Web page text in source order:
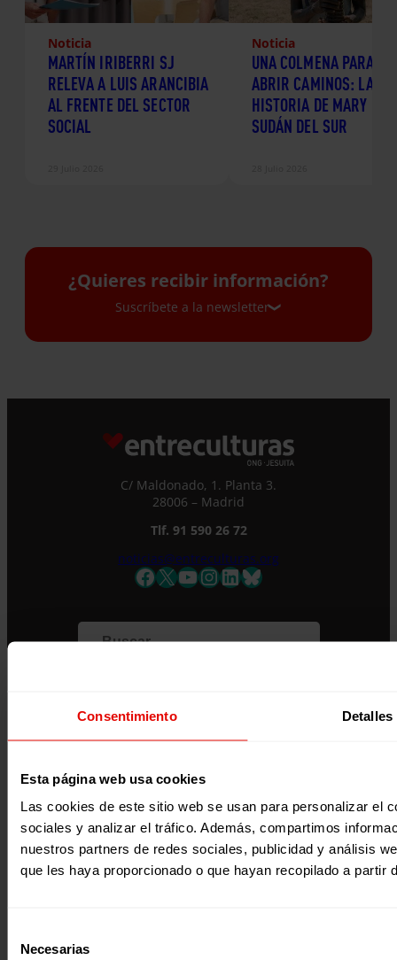
Consentimiento Detalles
Esta página web usa cookies
Las cookies de este sitio web se usan para personalizar el
sociales y analizar el tráfico. Además, compartimos
nuestros partners de redes sociales, publicidad y análisis
que les haya proporcionado o que hayan recopilado a
Necesarias
Noticia
MARTÍN IRIBERRI SJ
RELEVA A LUIS ARANCIBIA
AL FRENTE DEL SECTOR
SOCIAL
Noticia
UNA COLMENA PARA
ABRIR CAMINOS: LA
HISTORIA DE MARY EN
SUDÁN DEL SUR
¿Quieres recibir información?
Suscríbete a la newsletter
y los correos puntuales en los que te
ofrecemos información, no dejes de completar
este formulario. Al instante, te daremos de
alta en nuestra base de datos y podrás estar
al tanto de todas las novedades.
Correo electrónico *
Responsable del tratamiento con la finalidad de…
C/ Maldonado, 1. Planta 3.
28006 – Madrid
Tlf. 91 590 26 72
noticias@entreculturas.org
Facebook
X YouTube
Instagram
LinkedIn
Bluesky
Página web financiada por el Plan de Recuperación, Transformación y
Resiliencia de España «Next Generation EU»